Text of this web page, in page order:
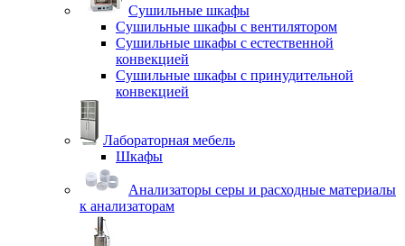
Cушильные шкафы
Сушильные шкафы с вентилятором
Сушильные шкафы с естественной
конвекцией
Сушильные шкафы с принудительной
конвекцией
Лабораторная мебель
Шкафы
Анализаторы серы и расходные материалы
к анализаторам